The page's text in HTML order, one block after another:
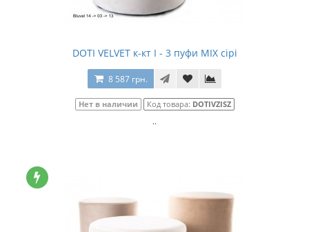
DOTI VELVET к-кт I - 3 пуфи MIX сірі
8 587 грн.
Нет в наличии Код товара: DOTIVZISZ
..